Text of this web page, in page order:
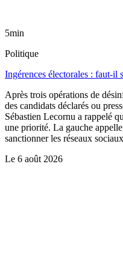
5min
Politique
Ingérences électorales : faut-il
Après trois opérations de
des candidats déclarés ou
Sébastien Lecornu a rappelé
une priorité. La gauche
sanctionner les réseaux
Le 6 août 2026